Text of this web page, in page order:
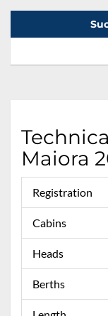
Maiora
Registration
Cabins
Heads
Berths